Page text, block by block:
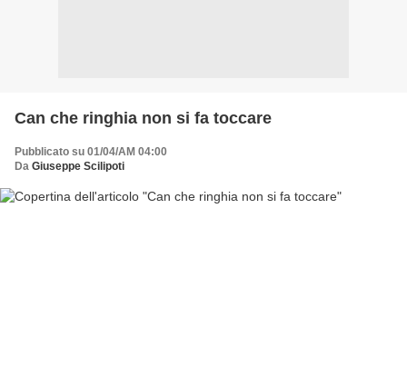
Can che ringhia non si fa toccare
Pubblicato su 01/04/AM 04:00
Da Giuseppe Scilipoti